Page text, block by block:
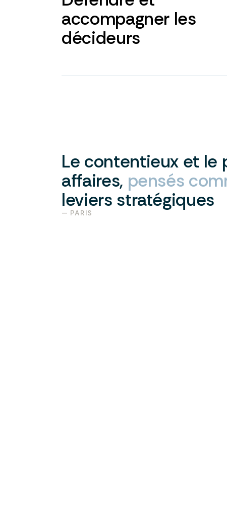
accompagner les
décideurs
Le contentieux et le
affaires, pensés
leviers stratégiques
— PARIS